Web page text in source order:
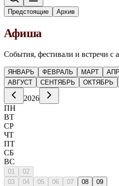
Предстоящие Архив
Афиша
События, фестивали и встречи с
ЯНВАРЬ ФЕВРАЛЬ МАРТ
АВГУСТ
СЕНТЯБРЬ ОКТЯБРЬ
2026
ПН
ВТ
СР
ЧТ
ПТ
СБ
ВС
01
02
03
04 05 06 07 08
09